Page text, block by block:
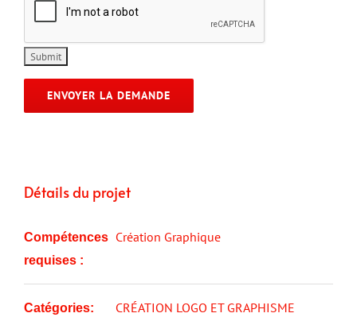
ENVOYER LA DEMANDE
Détails du projet
Compétences
requises :
Création Graphique
Catégories: CRÉATION LOGO ET GRAPHISME